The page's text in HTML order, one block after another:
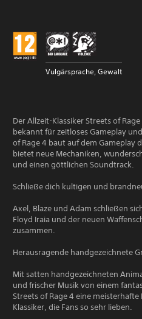
Vulgärsprache, Gewalt
Der Allzeit-Klassiker Streets of
bekannt für zeitloses Gameplay
of Rage 4 baut auf dem Gameplay
bietet neue Mechaniken,
und einen göttlichen Soundtrack.
Schließe dich kultigen und
Axel, Blaze und Adam schließen
Floyd Iraia und der neuen
zusammen.
Herausragende handgezeichnete
Mit satten handgezeichneten
und frischer Musik von einem
Streets of Rage 4 eine
Klassiker, die Fans so sehr lieben.